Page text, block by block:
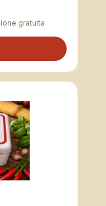
gratuita